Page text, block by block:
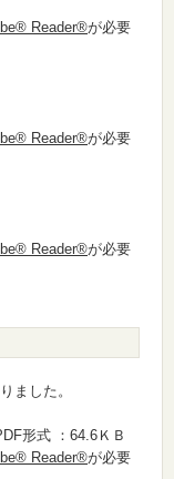
Reader®が必要
Reader®が必要
Reader®が必要
ました。
形式 ：64.6ＫＢ
Reader®が必要